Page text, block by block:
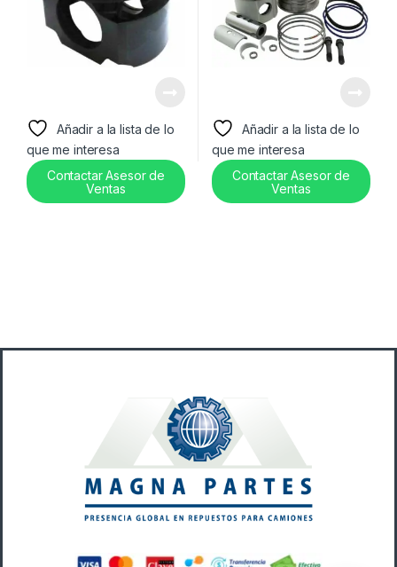
Añadir a la lista de lo
que me interesa
Contactar Asesor de
Ventas
Añadir a la lista de lo
que me interesa
Contactar Asesor de
Ventas